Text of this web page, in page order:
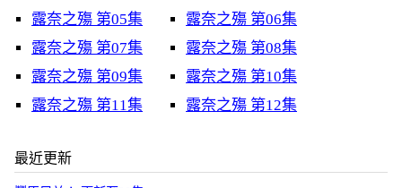
露奈之殤 第05集
露奈之殤 第06集
露奈之殤 第07集
露奈之殤 第08集
露奈之殤 第09集
露奈之殤 第10集
露奈之殤 第11集
露奈之殤 第12集
最近更新